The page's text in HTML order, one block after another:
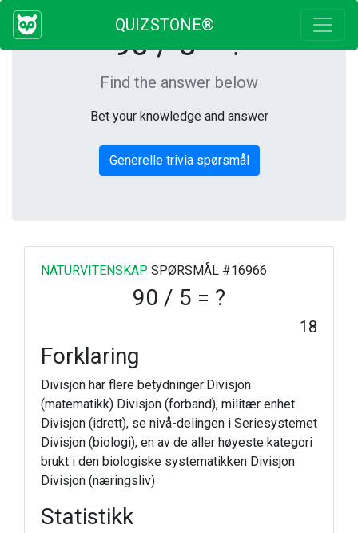
QUIZSTONE®
90 / 5 = ?
Find the answer below
Bet your knowledge and answer
Generelle trivia spørsmål
NATURVITENSKAP SPØRSMÅL #16966
90 / 5 = ?
18
Forklaring
Divisjon har flere betydninger:Divisjon
(matematikk) Divisjon (forband), militær enhet
Divisjon (idrett), se nivå-delingen i Seriesystemet
Divisjon (biologi), en av de aller høyeste kategori
brukt i den biologiske systematikken Divisjon
Divisjon (næringsliv)
Statistikk